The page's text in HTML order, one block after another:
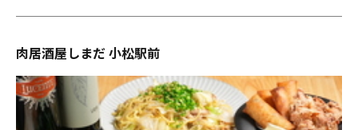
肉居酒屋しまだ 小松駅前